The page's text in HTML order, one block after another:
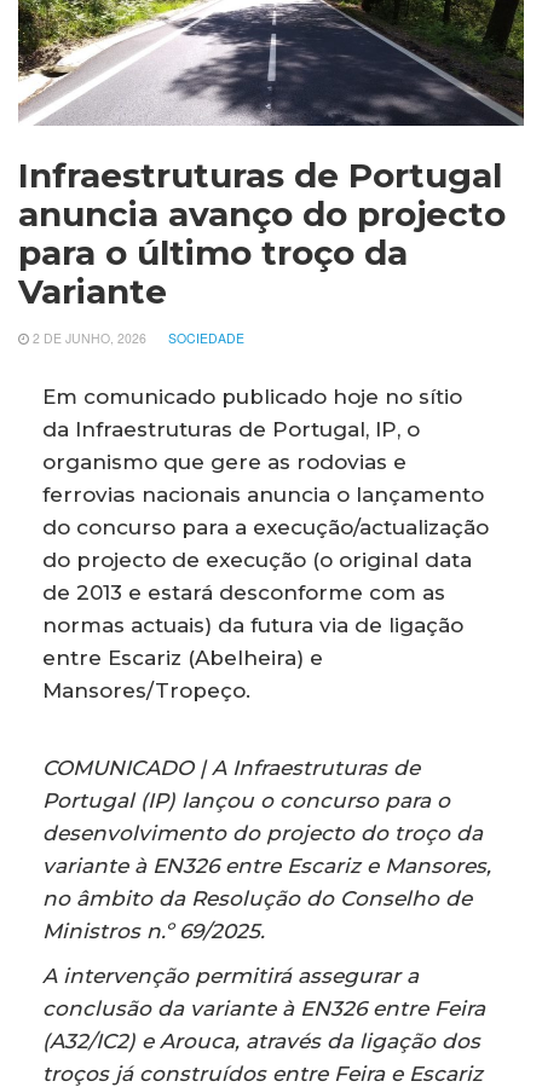
Infraestruturas de Portugal
anuncia avanço do projecto
para o último troço da
Variante
2 DE JUNHO, 2026 SOCIEDADE
Em comunicado publicado hoje no sítio
da Infraestruturas de Portugal, IP, o
organismo que gere as rodovias e
ferrovias nacionais anuncia o lançamento
do concurso para a execução/actualização
do projecto de execução (o original data
de 2013 e estará desconforme com as
normas actuais) da futura via de ligação
entre Escariz (Abelheira) e
Mansores/Tropeço.
COMUNICADO | A Infraestruturas de
Portugal (IP) lançou o concurso para o
desenvolvimento do projecto do troço da
variante à EN326 entre Escariz e Mansores,
no âmbito da Resolução do Conselho de
Ministros n.º 69/2025.
A intervenção permitirá assegurar a
conclusão da variante à EN326 entre Feira
(A32/IC2) e Arouca, através da ligação dos
troços já construídos entre Feira e Escariz